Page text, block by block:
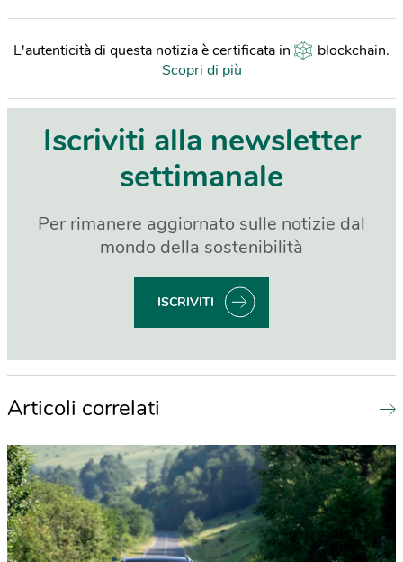
L'autenticità di questa notizia è certificata in blockchain.
Scopri di più
Iscriviti alla newsletter
settimanale
Per rimanere aggiornato sulle notizie dal
mondo della sostenibilità
ISCRIVITI
Articoli correlati